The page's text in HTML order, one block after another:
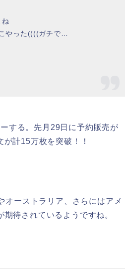
やった((((ガチで…
する。先月29日に予約販売が
計15万枚を突破！！
オーストラリア、さらにはアメ
待されているようですね。